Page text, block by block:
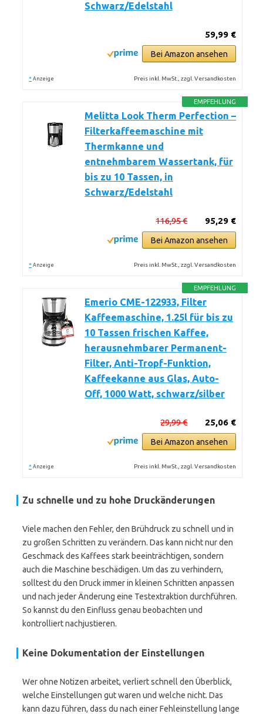
Schwarz/Edelstahl
59,99 €
Bei Amazon ansehen
* Anzeige Preis inkl. MwSt., zzgl. Versandkosten
EMPFEHLUNG
Melitta Look Therm Perfection –
Filterkaffeemaschine mit
Thermkanne und
entnehmbarem Wassertank, für
bis zu 10 Tassen, in
Schwarz/Edelstahl
95,29 €
116,95 €
Bei Amazon ansehen
* Anzeige Preis inkl. MwSt., zzgl. Versandkosten
EMPFEHLUNG
Emerio CME-122933, Filter
Kaffeemaschine, 1.25l für bis zu
10 Tassen frischen Kaffee,
herausnehmbarer Permanent-
Filter, Anti-Tropf-Funktion,
Kaffeekanne aus Glas, Auto-
Off, 1000 Watt, schwarz/silber
25,06 €
29,99 €
Bei Amazon ansehen
* Anzeige Preis inkl. MwSt., zzgl. Versandkosten
Zu schnelle und zu hohe Druckänderungen
Viele machen den Fehler, den Brühdruck zu schnell und in
zu großen Schritten zu verändern. Das kann nicht nur den
Geschmack des Kaffees stark beeinträchtigen, sondern
auch die Maschine beschädigen. Um das zu verhindern,
solltest du den Druck immer in kleinen Schritten anpassen
und nach jeder Änderung eine Testextraktion durchführen.
So kannst du den Einfluss genau beobachten und
kontrolliert nachjustieren.
Keine Dokumentation der Einstellungen
Wer ohne Notizen arbeitet, verliert schnell den Überblick,
welche Einstellungen gut waren und welche nicht. Das
kann dazu führen, dass du nach einer Fehleinstellung lange